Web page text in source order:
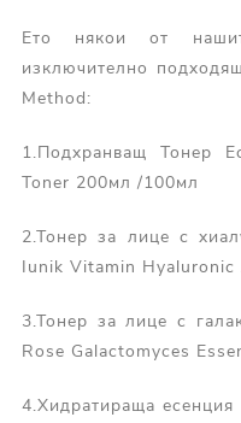
Ето някои от
изключително
Method:
1.Подхранващ Тонер
Toner 200мл /100мл
2.Тонер за лице с
Iunik Vitamin
3.Тонер за лице с
Rose Galactomyces
4.Хидратираща